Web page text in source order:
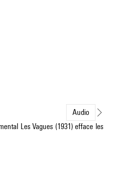
Audio
Les Vagues (1931) efface les